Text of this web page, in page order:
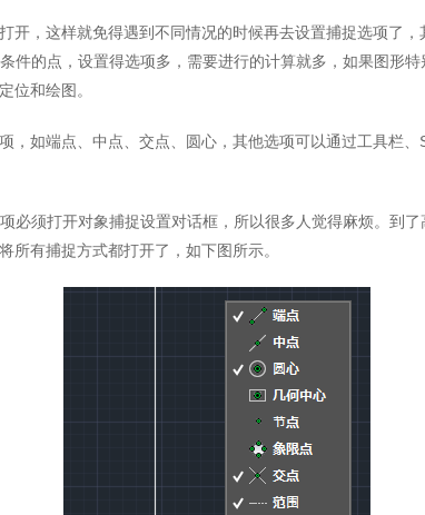
开，这样就免得遇到不同情况的时候再去设置捕捉选项了
件的点，设置得选项多，需要进行的计算就多，如果图形
位和绘图。
，如端点、中点、交点、圆心，其他选项可以通过工具栏
必须打开对象捕捉设置对话框，所以很多人觉得麻烦。到
所有捕捉方式都打开了，如下图所示。